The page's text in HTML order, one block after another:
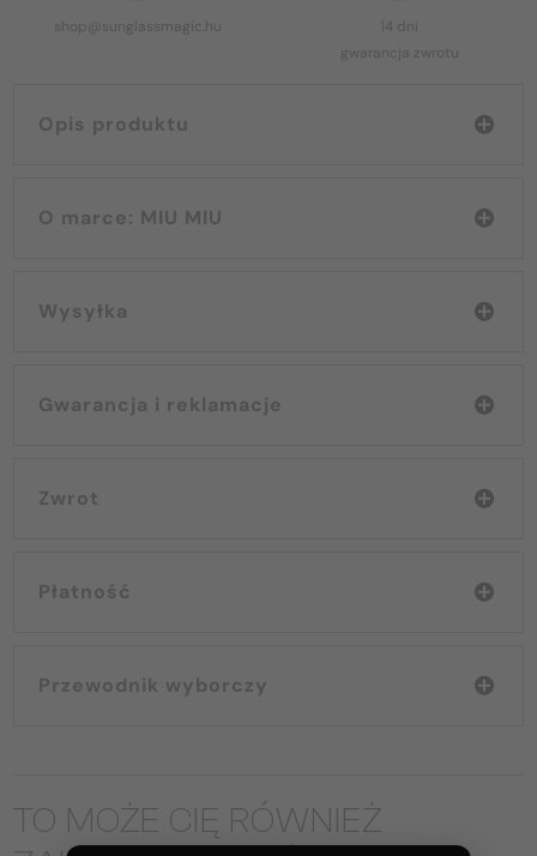
shop@sunglassmagic.hu
14 dni
gwarancja zwrotu
Opis produktu
O marce: MIU MIU
Wysyłka
Gwarancja i reklamacje
Zwrot
Płatność
Przewodnik wyborczy
TO MOŻE CIĘ RÓWNIEŻ